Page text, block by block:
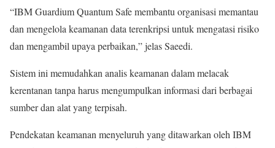
“IBM Guardium Quantum Safe membantu organisasi memantau
dan mengelola keamanan data terenkripsi untuk mengatasi risiko
dan mengambil upaya perbaikan,” jelas Saeedi.
Sistem ini memudahkan analis keamanan dalam melacak
kerentanan tanpa harus mengumpulkan informasi dari berbagai
sumber dan alat yang terpisah.
Pendekatan keamanan menyeluruh yang ditawarkan oleh IBM